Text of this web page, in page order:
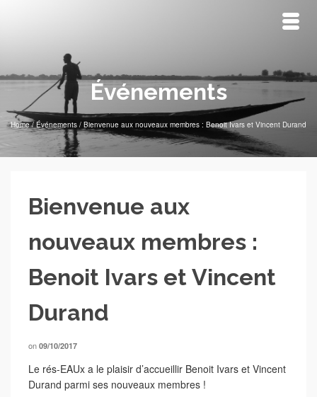
Événements
Home / Événements / Bienvenue aux nouveaux membres : Benoit Ivars et Vincent Durand
Bienvenue aux
nouveaux membres :
Benoit Ivars et Vincent
Durand
on 09/10/2017
Le rés-EAUx a le plaisir d’accueillir Benoit Ivars et Vincent
Durand parmi ses nouveaux membres !